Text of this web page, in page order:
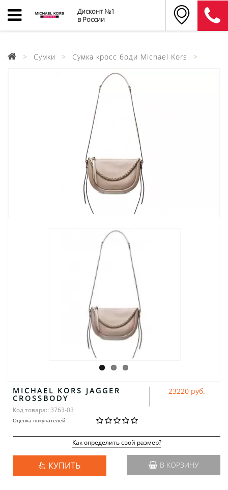
Дисконт №1
в России
Сумки Сумка кросс боди Michael Kors
MICHAEL KORS JAGGER
CROSSBODY
Код товара:: 3763-03
Оценка покупателей
23220 руб.
Как определить свой размер?
КУПИТЬ В КОРЗИНУ